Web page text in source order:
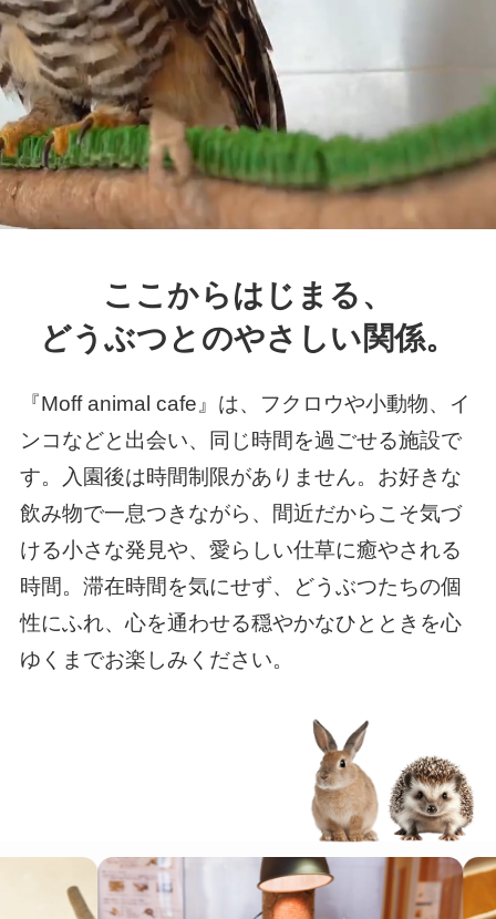
ここからはじまる、
どうぶつとのやさしい関係。
『Moff animal cafe』は、フクロウや小動物、イ
ンコなどと出会い、同じ時間を過ごせる施設で
す。入園後は時間制限がありません。お好きな
飲み物で一息つきながら、間近だからこそ気づ
ける小さな発見や、愛らしい仕草に癒やされる
時間。滞在時間を気にせず、どうぶつたちの個
性にふれ、心を通わせる穏やかなひとときを心
ゆくまでお楽しみください。